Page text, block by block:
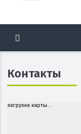
Контакты
загрузка карты...